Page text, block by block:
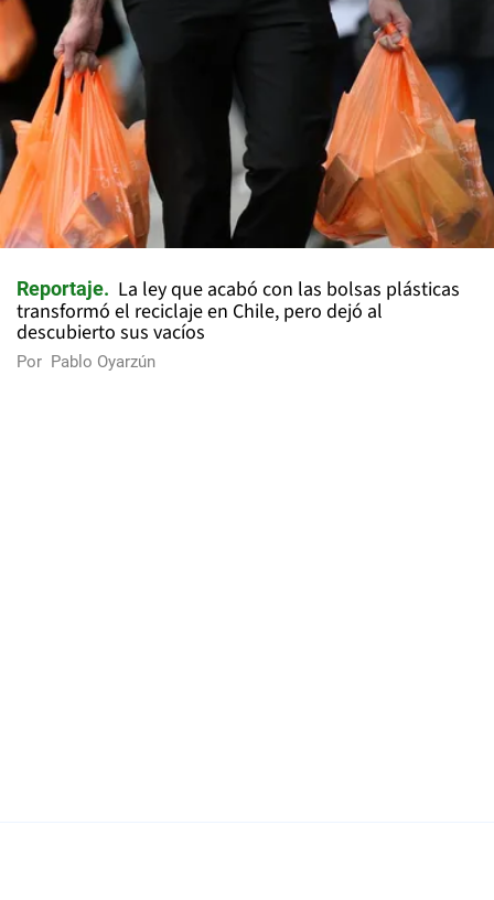
Reportaje
La ley que acabó con las bolsas plásticas
transformó el reciclaje en Chile, pero dejó al
descubierto sus vacíos
Por Pablo Oyarzún